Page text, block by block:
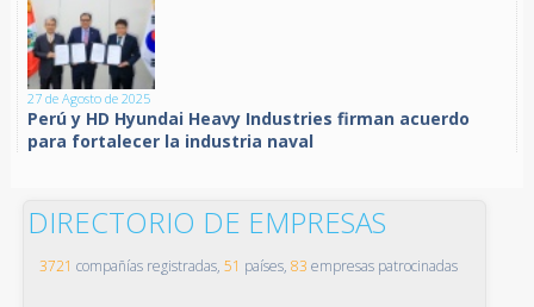
27 de Agosto de 2025
Perú y HD Hyundai Heavy Industries firman acuerdo
para fortalecer la industria naval
DIRECTORIO DE EMPRESAS
3721 compañías registradas, 51 países, 83 empresas patrocinadas